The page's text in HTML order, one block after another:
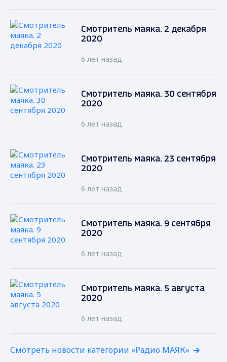
Смотритель маяка. 2 декабря
2020
6 лет назад
Смотритель маяка. 30 сентября
2020
6 лет назад
Смотритель маяка. 23 сентября
2020
6 лет назад
Смотритель маяка. 9 сентября
2020
6 лет назад
Смотритель маяка. 5 августа
2020
6 лет назад
Смотреть новости категории «Радио МАЯК»